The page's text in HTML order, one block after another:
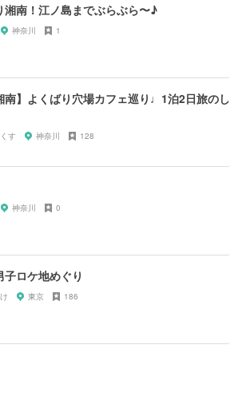
湘南！江ノ島までぶらぶら〜♪
神奈川 1
南】よくばり穴場カフェ巡り♩1泊2日旅のし
す 神奈川 128
神奈川 0
子ロケ地めぐり
東京 186